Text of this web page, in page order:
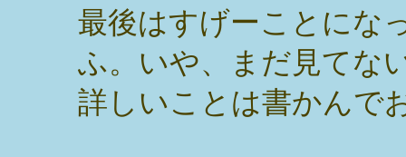
最後はすげーことにな
ふ。いや、まだ見てな
詳しいことは書かんで